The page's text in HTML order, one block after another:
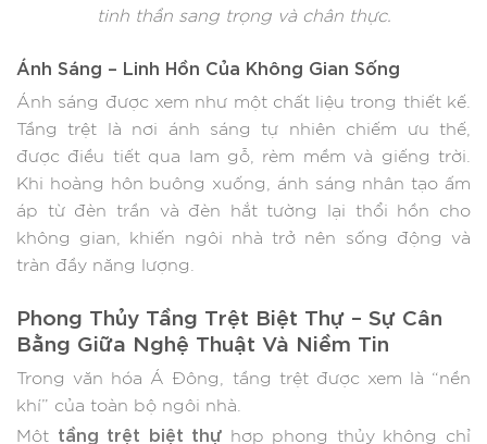
tinh thần sang trọng và chân thực.
Ánh Sáng – Linh Hồn Của Không Gian Sống
Ánh sáng được xem như một chất liệu trong thiết kế.
Tầng trệt là nơi ánh sáng tự nhiên chiếm ưu thế,
được điều tiết qua lam gỗ, rèm mềm và giếng trời.
Khi hoàng hôn buông xuống, ánh sáng nhân tạo ấm
áp từ đèn trần và đèn hắt tường lại thổi hồn cho
không gian, khiến ngôi nhà trở nên sống động và
tràn đầy năng lượng.
Phong Thủy Tầng Trệt Biệt Thự – Sự Cân
Bằng Giữa Nghệ Thuật Và Niềm Tin
Trong văn hóa Á Đông, tầng trệt được xem là “nền
khí” của toàn bộ ngôi nhà.
Một tầng trệt biệt thự hợp phong thủy không chỉ